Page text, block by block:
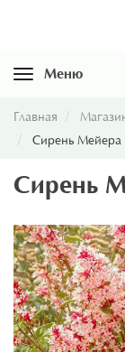
Навигация
Меню
Главная
Сирень Мейера
Сирень